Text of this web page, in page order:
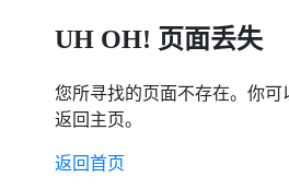
UH OH! 页面丢失
您所寻找的页面不存在。你可
返回主页。
返回首页